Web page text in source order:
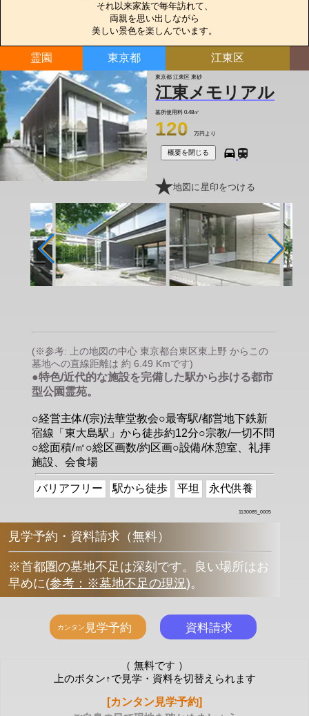
それ以来家族で毎年訪れて、
両親を思い出しながら
美しい景色を楽しんでいます。
霊園 東京都 江東区
東京都 江東区 東砂
江東メモリアル
墓所使用料 0.48㎡
120 万円より
概要を閉じる
地図に星印をつける
(※参考: 上の地図の中心 東京都台東区東上野 からこの
墓地への直線距離は 約 6.49 Kmです)
●特色/近代的な施設を完備した駅から歩ける都市
型公園霊苑。
○経営主体/(宗)法華堂教会○最寄駅/都営地下鉄新
宿線「東大島駅」から徒歩約12分○宗教/一切不問
○総面積/㎡○総区画数/約区画○設備/休憩室、礼拝
施設、会食場
バリアフリー 駅から徒歩 平坦 永代供養
1130085_0005
見学予約・資料請求（無料）
※首都圏の墓地不足は深刻です。良い場所はお
早めに(参考：※墓地不足の現況)。
（ 無料です ）
上のボタン↑で見学・資料を切替えられます
[カンタン見学予約]